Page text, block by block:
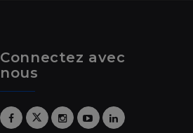
Connectez avec
nous